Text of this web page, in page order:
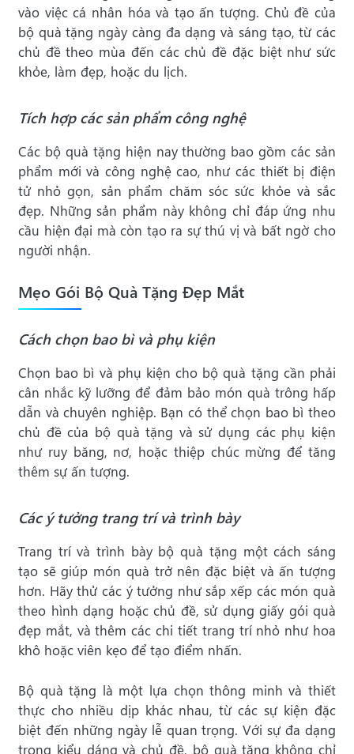
vào việc cá nhân hóa và tạo ấn tượng. Chủ đề của
bộ quà tặng ngày càng đa dạng và sáng tạo, từ các
chủ đề theo mùa đến các chủ đề đặc biệt như sức
khỏe, làm đẹp, hoặc du lịch.
Tích hợp các sản phẩm công nghệ
Các bộ quà tặng hiện nay thường bao gồm các sản
phẩm mới và công nghệ cao, như các thiết bị điện
tử nhỏ gọn, sản phẩm chăm sóc sức khỏe và sắc
đẹp. Những sản phẩm này không chỉ đáp ứng nhu
cầu hiện đại mà còn tạo ra sự thú vị và bất ngờ cho
người nhận.
Mẹo Gói Bộ Quà Tặng Đẹp Mắt
Cách chọn bao bì và phụ kiện
Chọn bao bì và phụ kiện cho bộ quà tặng cần phải
cân nhắc kỹ lưỡng để đảm bảo món quà trông hấp
dẫn và chuyên nghiệp. Bạn có thể chọn bao bì theo
chủ đề của bộ quà tặng và sử dụng các phụ kiện
như ruy băng, nơ, hoặc thiệp chúc mừng để tăng
thêm sự ấn tượng.
Các ý tưởng trang trí và trình bày
Trang trí và trình bày bộ quà tặng một cách sáng
tạo sẽ giúp món quà trở nên đặc biệt và ấn tượng
hơn. Hãy thử các ý tưởng như sắp xếp các món quà
theo hình dạng hoặc chủ đề, sử dụng giấy gói quà
đẹp mắt, và thêm các chi tiết trang trí nhỏ như hoa
khô hoặc viên kẹo để tạo điểm nhấn.
Bộ quà tặng là một lựa chọn thông minh và thiết
thực cho nhiều dịp khác nhau, từ các sự kiện đặc
biệt đến những ngày lễ quan trọng. Với sự đa dạng
trong kiểu dáng và chủ đề, bộ quà tặng không chỉ